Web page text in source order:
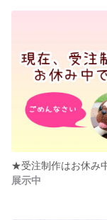
★受注制作はお休み
展示中